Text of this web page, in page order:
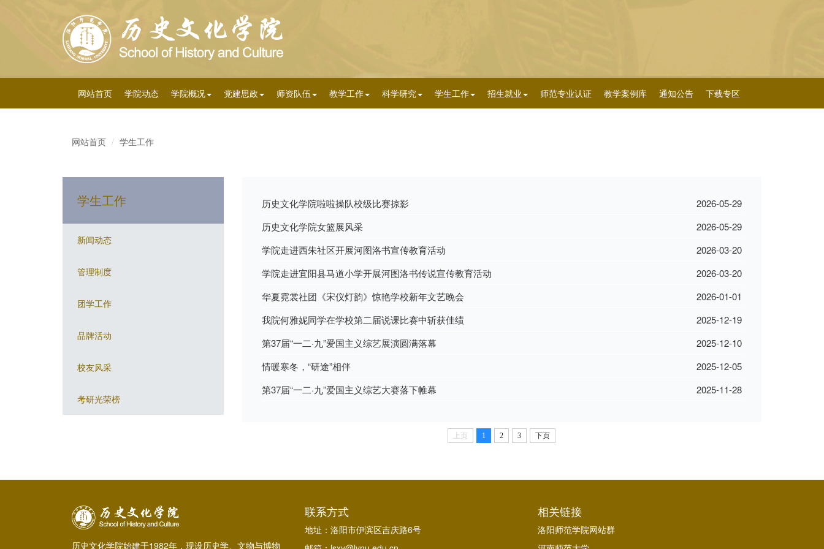
网站首页 学院动态 学院概况 党建思政 师资队伍 教学工作 科学研究 学生工作 招生就业 师范专业认证 教学案例库 通知公告 下载专区
网站首页 学生工作
学生工作
新闻动态
管理制度
团学工作
品牌活动
校友风采
考研光荣榜
历史文化学院啦啦操队校级比赛掠影
2026-05-29
历史文化学院女篮展风采
2026-05-29
学院走进西朱社区开展河图洛书宣传教育活动
2026-03-20
学院走进宜阳县马道小学开展河图洛书传说宣传教育活动
2026-03-20
华夏霓裳社团《宋仪灯韵》惊艳学校新年文艺晚会
2026-01-01
我院何雅妮同学在学校第二届说课比赛中斩获佳绩
2025-12-19
第37届“一二·九”爱国主义综艺展演圆满落幕
2025-12-10
情暖寒冬，“研途”相伴
2025-12-05
第37届“一二·九”爱国主义综艺大赛落下帷幕
2025-11-28
上页 1 2 3 下页
历史文化学院始建于1982年，现设历史学、文物与博物
联系方式
地址：洛阳市伊滨区吉庆路6号
相关链接
洛阳师范学院网站群